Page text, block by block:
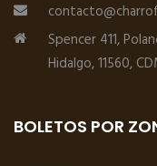
Spencer 411,
Hidalgo, 11560,
BOLETOS POR